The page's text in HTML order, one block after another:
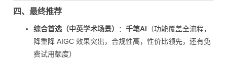
四、最终推荐
综合首选（中英学术场景） ： 千笔AI （功能覆盖全流程，
降重降 AIGC 效果突出，合规性高，性价比领先，还有免
费试用额度）